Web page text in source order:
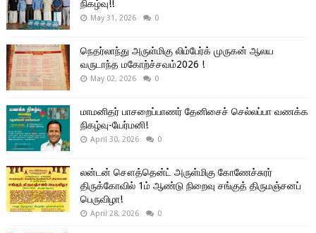
நிகழ்வு!!
May 31, 2026 0
நெதர்லாந்து அருள்மிகு லிம்பேர்க் முருகன் ஆலய
வருடாந்த மகோற்ச்சவம்2026 !
May 02, 2026 0
மாமனிதர் பாசறைப்பாணர் தேனிசைச் செல்லப்பா வணக்க
நிகழ்வு-யேர்மனி!
April 30, 2026 0
லன்டன் சௌத்தென்ட் அருள்மிகு கோணேச்சுரர்
திருக்கோவில் 1ம் ஆண்டு நிறைவு சங்குத் திருமஞ்சனப்
பெருவிழா!
April 28, 2026 0